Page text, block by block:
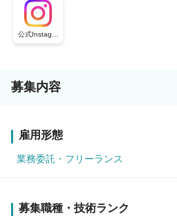
公式Instagra
m
募集内容
雇用形態
業務委託・フリーランス
募集職種・技術ランク